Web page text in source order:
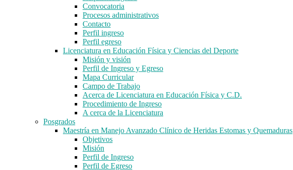
Convocatoria
Procesos administrativos
Contacto
Perfil ingreso
Perfil egreso
Licenciatura en Educación Física y Ciencias del Deporte
Misión y visión
Perfil de Ingreso y Egreso
Mapa Curricular
Campo de Trabajo
Acerca de Licenciatura en Educación Física y C.D.
Procedimiento de Ingreso
A cerca de la Licenciatura
Posgrados
Maestría en Manejo Avanzado Clínico de Heridas Estomas y Quemaduras
Objetivos
Misión
Perfil de Ingreso
Perfil de Egreso